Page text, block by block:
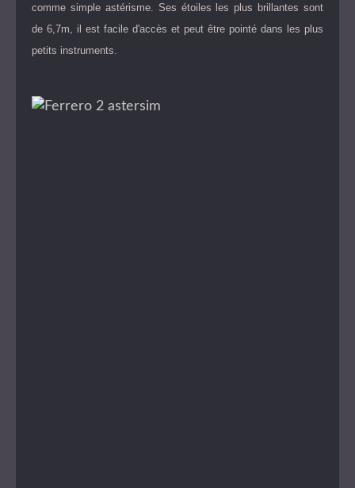
comme simple astérisme. Ses étoiles les plus brillantes sont
de 6,7m, il est facile d'accès et peut être pointé dans les plus
petits instruments.